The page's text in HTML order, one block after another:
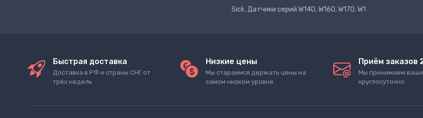
Sick. Датчики серий W140, W160, W170, W1
Быстрая доставка
Доставка в РФ и страны СНГ от
трёх недель
Низкие цены
Мы стараемся держать цены на
самом низком уровне
Приём заказов
Мы принимаем ваши
круглосуточно